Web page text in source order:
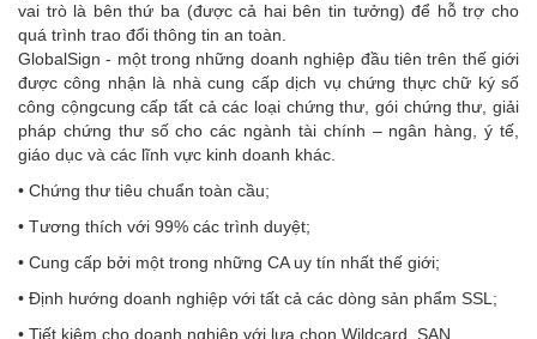
vai trò là bên thứ ba (được cả hai bên tin tưởng) để hỗ trợ cho
quá trình trao đổi thông tin an toàn.
GlobalSign - một trong những doanh nghiệp đầu tiên trên thế giới
được công nhận là nhà cung cấp dịch vụ chứng thực chữ ký số
công cộngcung cấp tất cả các loại chứng thư, gói chứng thư, giải
pháp chứng thư số cho các ngành tài chính – ngân hàng, ý tế,
giáo dục và các lĩnh vực kinh doanh khác.
• Chứng thư tiêu chuẩn toàn cầu;
• Tương thích với 99% các trình duyệt;
• Cung cấp bởi một trong những CA uy tín nhất thế giới;
• Định hướng doanh nghiệp với tất cả các dòng sản phẩm SSL;
• Tiết kiệm cho doanh nghiệp với lựa chọn Wildcard, SAN